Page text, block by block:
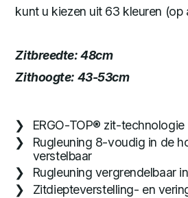
kunt u kiezen uit 63 kleuren (op
Zitbreedte:48cm
Zithoogte: 43-53cm
ERGO-TOP® zit-technologie
Rugleuning 8-voudig in de
verstelbaar
Rugleuning vergrendelbaar
Zitdiepteverstelling- en